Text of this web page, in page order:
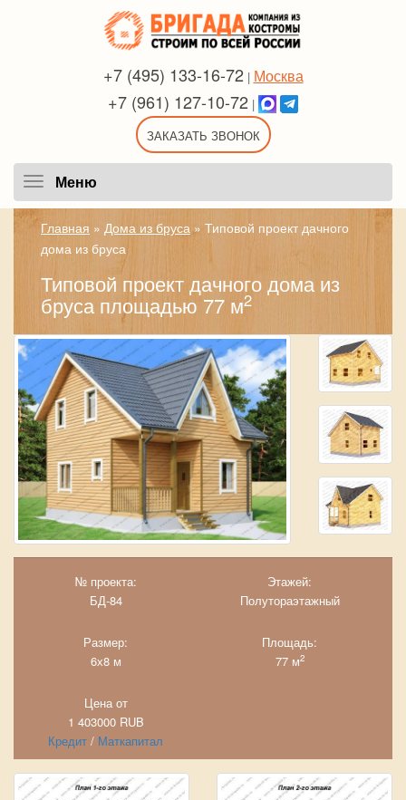
+7 (495) 133-16-72 | Москва
+7 (961) 127-10-72 |
ЗАКАЗАТЬ ЗВОНОК
Меню
Главная » Дома из бруса » Типовой проект дачного
дома из бруса
Типовой проект дачного дома из
бруса площадью 77 м2
№ проекта:
БД-84
Этажей:
Полутораэтажный
Размер:
6х8 м
Площадь:
77 м2
Цена от
1 403000 RUB
Кредит / Маткапитал